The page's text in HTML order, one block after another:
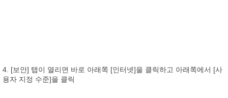
4. [보안] 탭이 열리면 바로 아래쪽 [인터넷]을 클릭하고 아래쪽에서 [사
용자 지정 수준]을 클릭